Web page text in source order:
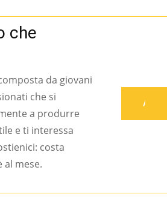
che
da giovani
che si
a produrre
e ti interessa
costa
al mese.